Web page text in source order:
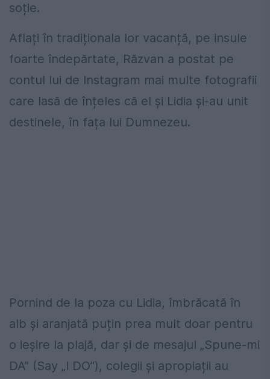
soție.
Aflați în tradiționala lor vacanță, pe insule
foarte îndepărtate, Răzvan a postat pe
contul lui de Instagram mai multe fotografii
care lasă de înțeles că el și Lidia și-au unit
destinele, în fața lui Dumnezeu.
Pornind de la poza cu Lidia, îmbrăcată în
alb și aranjată puțin prea mult doar pentru
o ieșire la plajă, dar și de mesajul „Spune-mi
DA” (Say „I DO”), colegii și apropiații au